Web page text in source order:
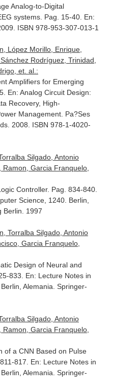
Analog-to-Digital
systems. Pag. 15-40. En:
ISBN 978-953-307-013-1
López Morillo, Enrique,
Rodríguez, Trinidad,
et. al.:
Amplifiers for Emerging
En: Analog Circuit Design:
Recovery, High-
Management. Pa?Ses
2008. ISBN 978-1-4020-
Silgado, Antonio
Garcia Franquelo,
Controller. Pag. 834-840.
Science, 1240. Berlin,
Berlin. 1997
Torralba Silgado, Antonio
Garcia Franquelo,
Design of Neural and
833. En: Lecture Notes in
Alemania. Springer-
Silgado, Antonio
Garcia Franquelo,
of a CNN Based on Pulse
817. En: Lecture Notes in
Alemania. Springer-